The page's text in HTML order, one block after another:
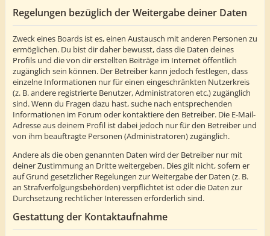
Regelungen bezüglich der Weitergabe deiner Daten
Zweck eines Boards ist es, einen Austausch mit anderen Personen zu
ermöglichen. Du bist dir daher bewusst, dass die Daten deines
Profils und die von dir erstellten Beiträge im Internet öffentlich
zugänglich sein können. Der Betreiber kann jedoch festlegen, dass
einzelne Informationen nur für einen eingeschränkten Nutzerkreis
(z. B. andere registrierte Benutzer, Administratoren etc.) zugänglich
sind. Wenn du Fragen dazu hast, suche nach entsprechenden
Informationen im Forum oder kontaktiere den Betreiber. Die E-Mail-
Adresse aus deinem Profil ist dabei jedoch nur für den Betreiber und
von ihm beauftragte Personen (Administratoren) zugänglich.
Andere als die oben genannten Daten wird der Betreiber nur mit
deiner Zustimmung an Dritte weitergeben. Dies gilt nicht, sofern er
auf Grund gesetzlicher Regelungen zur Weitergabe der Daten (z. B.
an Strafverfolgungsbehörden) verpflichtet ist oder die Daten zur
Durchsetzung rechtlicher Interessen erforderlich sind.
Gestattung der Kontaktaufnahme